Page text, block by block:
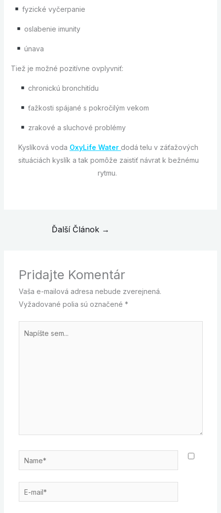
fyzické vyčerpanie
oslabenie imunity
únava
Tiež je možné pozitívne ovplyvniť:
chronickú bronchitídu
ťažkosti spájané s pokročilým vekom
zrakové a sluchové problémy
Kyslíková voda OxyLife Water dodá telu v záťažových
situáciách kyslík a tak pomôže zaistiť návrat k bežnému
rytmu.
Ďalší Článok →
Pridajte Komentár
Vaša e-mailová adresa nebude zverejnená.
Vyžadované polia sú označené *
sem...
Name*
E-
mail*